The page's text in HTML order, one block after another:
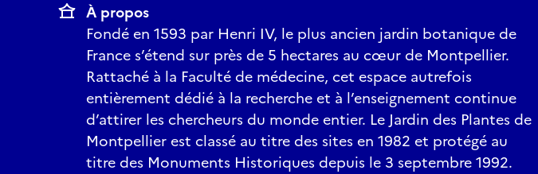
À propos
Fondé en 1593 par Henri IV, le plus ancien jardin botanique de
France s’étend sur près de 5 hectares au cœur de Montpellier.
Rattaché à la Faculté de médecine, cet espace autrefois
entièrement dédié à la recherche et à l’enseignement continue
d’attirer les chercheurs du monde entier. Le Jardin des Plantes de
Montpellier est classé au titre des sites en 1982 et protégé au
titre des Monuments Historiques depuis le 3 septembre 1992.